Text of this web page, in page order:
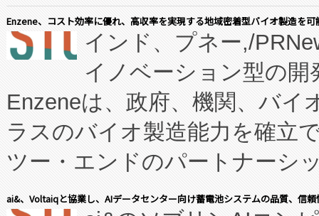
Enzene、コスト効率に優れ、高収率を実現する地域密着型バイオ製造を
インド、プネー,/
イノベーション型の
Enzeneは、政府、機関、バイ
ラスのバイオ製造能力を確立
ツー・エンドのパートナーシ
表しました。 同社の実績ある
ai&、Voltaiqと協業し、AIデータセンター向け蓄電池システムの品質、信